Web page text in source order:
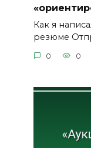
Как я
резюме
0 0